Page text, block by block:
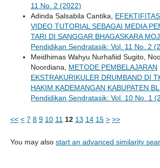
11 No. 2 (2022)
Adinda Salsabila Cantika,
VIDEO TUTORIAL SEBAGAI MEDIA
TARI DI SANGGAR BHAGASKARA
Pendidikan Sendratasik: Vol. 11 No. 2
Meidhimas Wahyu Nurhafiid Sugito,
Noordiana, METODE PEMBELAJARAN
EKSTRAKURIKULER DRUMBAND DI
HAKIM KADEMANGAN KABUPATEN
Pendidikan Sendratasik: Vol. 10 No. 1
<< < 7 8 9 10 11 12 13 14 15 > >>
You may also start an advanced similarity